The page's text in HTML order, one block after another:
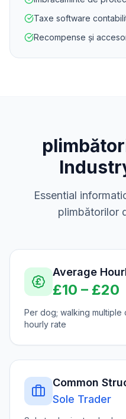
Taxe software
Recompense și
Essential
plimbătorilor
Average
£10 – £20
Per dog; walking
hourly rate
Common
Sole Trader